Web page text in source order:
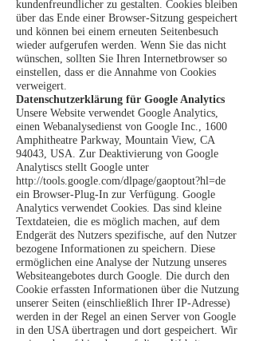
kundenfreundlicher zu gestalten. Cookies bleiben
über das Ende einer Browser-Sitzung gespeichert
und können bei einem erneuten Seitenbesuch
wieder aufgerufen werden. Wenn Sie das nicht
wünschen, sollten Sie Ihren Internetbrowser so
einstellen, dass er die Annahme von Cookies
verweigert.
Datenschutzerklärung für Google Analytics
Unsere Website verwendet Google Analytics,
einen Webanalysedienst von Google Inc., 1600
Amphitheatre Parkway, Mountain View, CA
94043, USA. Zur Deaktivierung von Google
Analytiscs stellt Google unter
http://tools.google.com/dlpage/gaoptout?hl=de
ein Browser-Plug-In zur Verfügung. Google
Analytics verwendet Cookies. Das sind kleine
Textdateien, die es möglich machen, auf dem
Endgerät des Nutzers spezifische, auf den Nutzer
bezogene Informationen zu speichern. Diese
ermöglichen eine Analyse der Nutzung unseres
Websiteangebotes durch Google. Die durch den
Cookie erfassten Informationen über die Nutzung
unserer Seiten (einschließlich Ihrer IP-Adresse)
werden in der Regel an einen Server von Google
in den USA übertragen und dort gespeichert. Wir